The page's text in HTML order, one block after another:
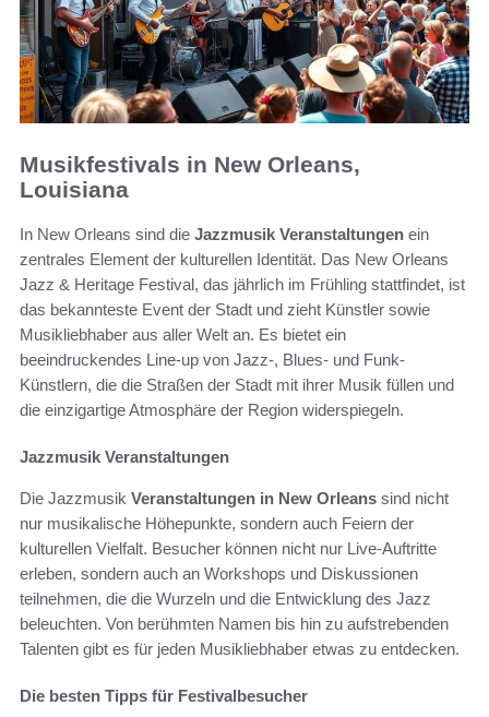
Musikfestivals in New Orleans,
Louisiana
In New Orleans sind die Jazzmusik Veranstaltungen ein
zentrales Element der kulturellen Identität. Das New Orleans
Jazz & Heritage Festival, das jährlich im Frühling stattfindet, ist
das bekannteste Event der Stadt und zieht Künstler sowie
Musikliebhaber aus aller Welt an. Es bietet ein
beeindruckendes Line-up von Jazz-, Blues- und Funk-
Künstlern, die die Straßen der Stadt mit ihrer Musik füllen und
die einzigartige Atmosphäre der Region widerspiegeln.
Jazzmusik Veranstaltungen
Die Jazzmusik Veranstaltungen in New Orleans sind nicht
nur musikalische Höhepunkte, sondern auch Feiern der
kulturellen Vielfalt. Besucher können nicht nur Live-Auftritte
erleben, sondern auch an Workshops und Diskussionen
teilnehmen, die die Wurzeln und die Entwicklung des Jazz
beleuchten. Von berühmten Namen bis hin zu aufstrebenden
Talenten gibt es für jeden Musikliebhaber etwas zu entdecken.
Die besten Tipps für Festivalbesucher